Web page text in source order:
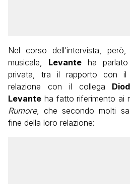
Nel corso dell’intervista,
musicale, Levante ha
privata, tra il rapporto con
relazione con il collega
Levante ha fatto riferimento ai
Rumore, che secondo molti
fine della loro relazione: